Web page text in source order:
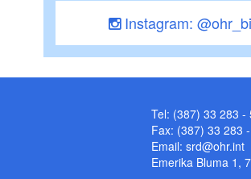
Instagram:
Tel: (387) 33 283 -
Fax: (387) 33 283
Email: srd@ohr.int
Emerika Bluma 1,